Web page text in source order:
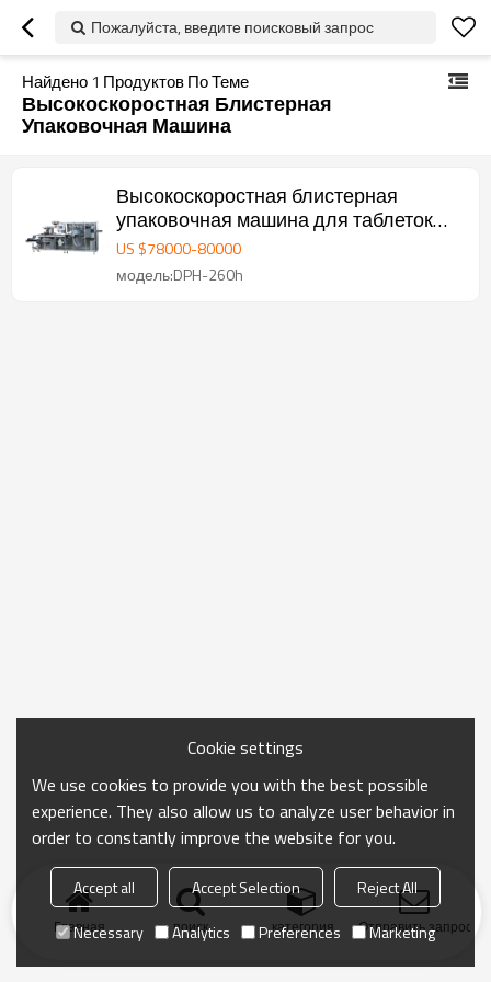
Пожалуйста, введите поисковый запрос
Найдено 1 Продуктов По Теме
Высокоскоростная Блистерная
Упаковочная Машина
Высокоскоростная блистерная
упаковочная машина для таблеток
DPH-260H
US $78000-80000
модель:DPH-260h
Главная поиск категория Отправить запрос
Cookie settings
We use cookies to provide you with the best possible
experience. They also allow us to analyze user behavior in
order to constantly improve the website for you.
Accept all Accept Selection
Reject All
Necessary
Analytics Preferences Marketing